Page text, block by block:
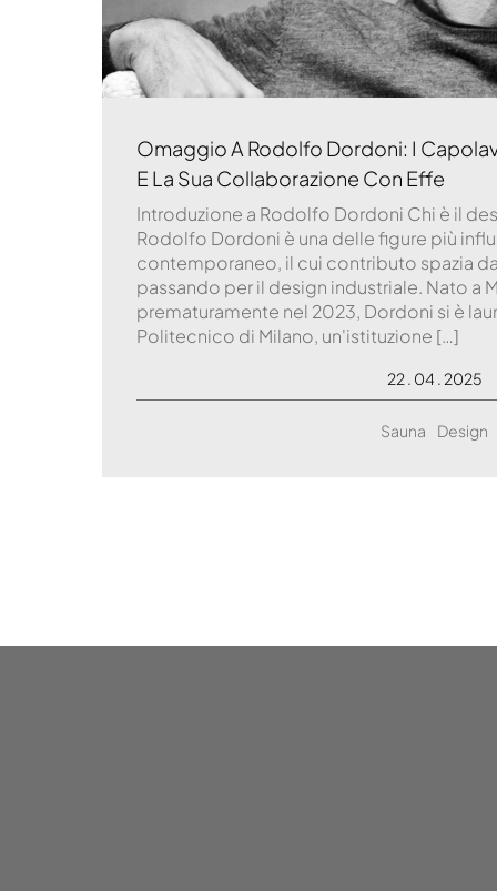
Omaggio A Rodolfo Dordoni: I
E La Sua Collaborazione Con Effe
Introduzione a Rodolfo Dordoni Chi è il
Rodolfo Dordoni è una delle figure più
contemporaneo, il cui contributo spazia
passando per il design industriale. Nato a
prematuramente nel 2023, Dordoni si è
Politecnico di Milano, un'istituzione […]
22 . 04 . 2025
Sauna Design